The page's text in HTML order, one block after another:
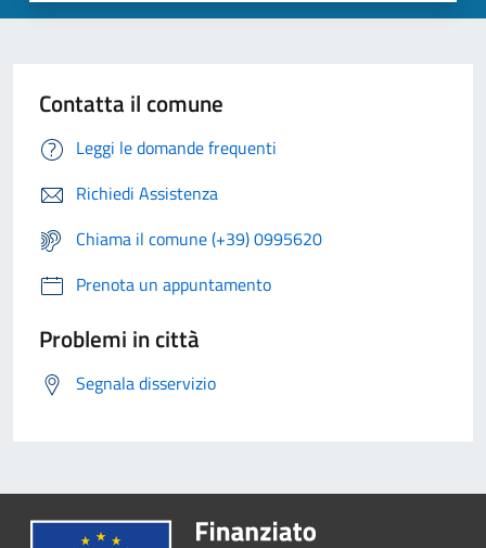
Contatta il comune
Leggi le domande frequenti
Richiedi Assistenza
Chiama il comune (+39) 0995620
Prenota un appuntamento
Problemi in città
Segnala disservizio